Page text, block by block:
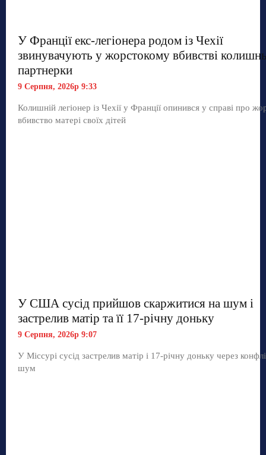
У Франції екс-легіонера родом із Чехії
звинувачують у жорстокому вбивстві
партнерки
9 Серпня, 2026р 9:33
Колишній легіонер із Чехії у Франції опинився у справі про
вбивство матері своїх дітей
У США сусід прийшов скаржитися на шум і
застрелив матір та її 17-річну доньку
9 Серпня, 2026р 9:07
У Міссурі сусід застрелив матір і 17-річну доньку через
шум